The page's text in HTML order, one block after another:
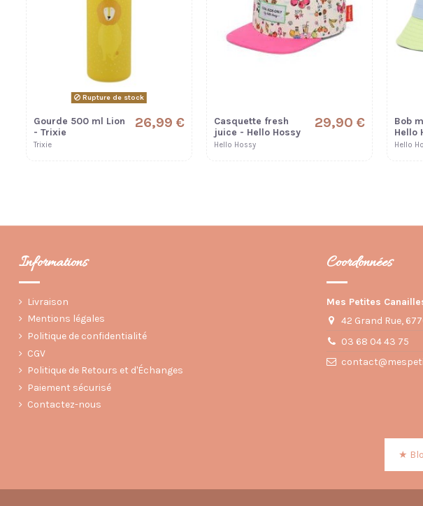
Rupture de stock
Gourde 500 ml Lion
- Trixie
Trixie
26,99 €
Casquette fresh
juice - Hello Hossy
Hello Hossy
29,90 €
Bob
Hello
Hello
Informations
Livraison
Mentions légales
Politique de confidentialité
CGV
Politique de Retours et d'Échanges
Paiement sécurisé
Contactez-nous
Coordonnées
Mes Petites
42 Grand Rue,
03 68 04 43 75
★